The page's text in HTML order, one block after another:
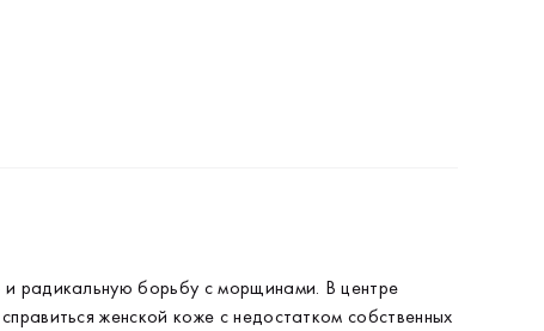
и радикальную борьбу с морщинами. В центре
женской коже с недостатком собственных